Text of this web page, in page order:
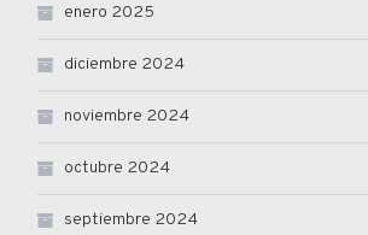
enero 2025
diciembre 2024
noviembre 2024
octubre 2024
septiembre 2024